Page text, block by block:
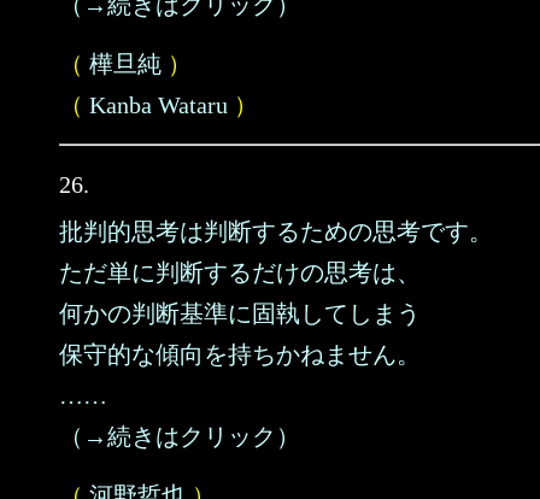
（ 樺旦純 ）
（ Kanba Wataru ）
26.
批判的思考は判断するための思考です。
ただ単に判断するだけの思考は、
何かの判断基準に固執してしまう
保守的な傾向を持ちかねません。
……
（→続きはクリック）